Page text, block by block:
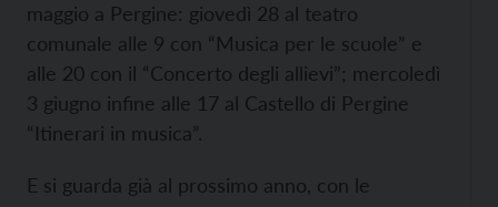
maggio a Pergine: giovedì 28 al teatro
comunale alle 9 con “Musica per le scuole” e
alle 20 con il “Concerto degli allievi”; mercoledì
3 giugno infine alle 17 al Castello di Pergine
“Itinerari in musica”.
E si guarda già al prossimo anno, con le